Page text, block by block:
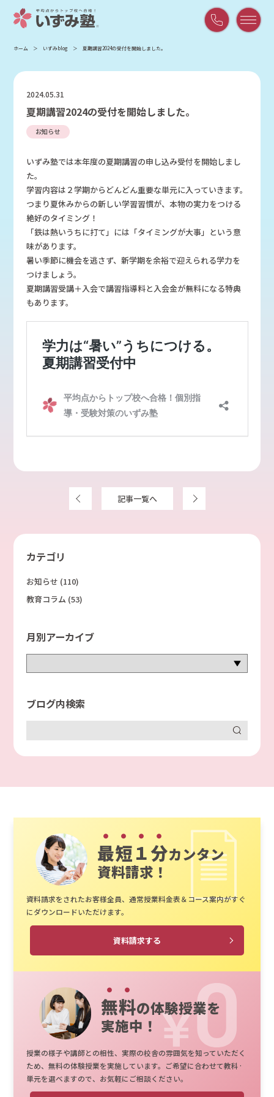
～
ホーム いずみblog 夏期講習2024の受付を開始しました。
2024.05.31
夏期講習2024の受付を開始しました。
お知らせ
いずみ塾では本年度の夏期講習の申し込み受付を開始しまし
た。
学習内容は２学期からどんどん重要な単元に入っていきます。
つまり夏休みからの新しい学習習慣が、本物の実力をつける
絶好のタイミング！
「鉄は熱いうちに打て」には「タイミングが大事」という意
味があります。
暑い季節に機会を逃さず、新学期を余裕で迎えられる学力を
つけましょう。
夏期講習受講＋入会で講習指導料と入会金が無料になる特典
もあります。
記事一覧へ
カテゴリ
お知らせ (110)
教育コラム (53)
月別アーカイブ
ブログ内検索
最短１分カンタン
資料請求！
資料請求をされたお客様全員、通常授業料金表＆コース案内がすぐ
にダウンロードいただけます。
資料請求する
無料の体験授業を
実施中！
授業の様子や講師との相性、実際の校舎の雰囲気を知っていただく
ため、無料の体験授業を実施しています。ご希望に合わせて教科·
単元を選べますので、お気軽にご相談ください。